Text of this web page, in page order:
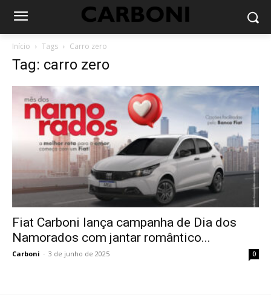
Início Tags Carro zero
Tag: carro zero
Fiat Carboni lança campanha de Dia dos
Namorados com jantar romântico...
Carboni - 3 de junho de 2025 0